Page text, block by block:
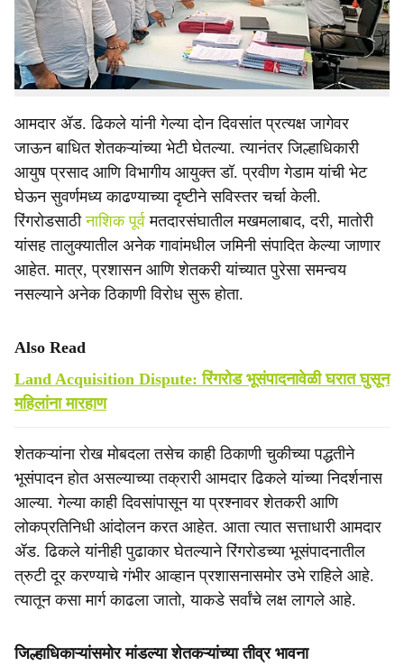
eआणि प्रशासकीय त्रुटींमुळे प्रकल्पासमोर पेच निर्माण झाला होता.
हा तिढा सोडवण्यासाठी नाशिक पूर्वचे आमदार ॲड. राहुल ढिकले
यांनी पुढाकार घेत प्रशासनाशी थेट संवाद साधला आहे.
आमदार ॲड. ढिकले यांनी गेल्या दोन दिवसांत प्रत्यक्ष जागेवर
जाऊन बाधित शेतकऱ्यांच्या भेटी घेतल्या. त्यानंतर जिल्हाधिकारी
आयुष प्रसाद आणि विभागीय आयुक्त डॉ. प्रवीण गेडाम यांची भेट
घेऊन सुवर्णमध्य काढण्याच्या दृष्टीने सविस्तर चर्चा केली.
रिंगरोडसाठीनाशिक पूर्वमतदारसंघातील मखमलाबाद, दरी, मातोरी
यांसह तालुक्यातील अनेक गावांमधील जमिनी संपादित केल्या जाणार
आहेत. मात्र, प्रशासन आणि शेतकरी यांच्यात पुरेसा समन्वय
नसल्याने अनेक ठिकाणी विरोध सुरू होता.
Also Read
Land Acquisition Dispute: रिंगरोड भूसंपादनावेळी घरात घुसून
महिलांना मारहाण
शेतकऱ्यांना रोख मोबदला तसेच काही ठिकाणी चुकीच्या पद्धतीने
भूसंपादन होत असल्याच्या तक्रारी आमदार ढिकले यांच्या निदर्शनास
आल्या. गेल्या काही दिवसांपासून या प्रश्नावर शेतकरी आणि
लोकप्रतिनिधी आंदोलन करत आहेत. आता त्यात सत्ताधारी आमदार
ॲड. ढिकले यांनीही पुढाकार घेतल्याने रिंगरोडच्या भूसंपादनातील
त्रुटी दूर करण्याचे गंभीर आव्हान प्रशासनासमोर उभे राहिले आहे.
त्यातून कसा मार्ग काढला जातो, याकडे सर्वांचे लक्ष लागले आहे.
जिल्हाधिकाऱ्यांसमोर मांडल्या शेतकऱ्यांच्या तीव्र भावना